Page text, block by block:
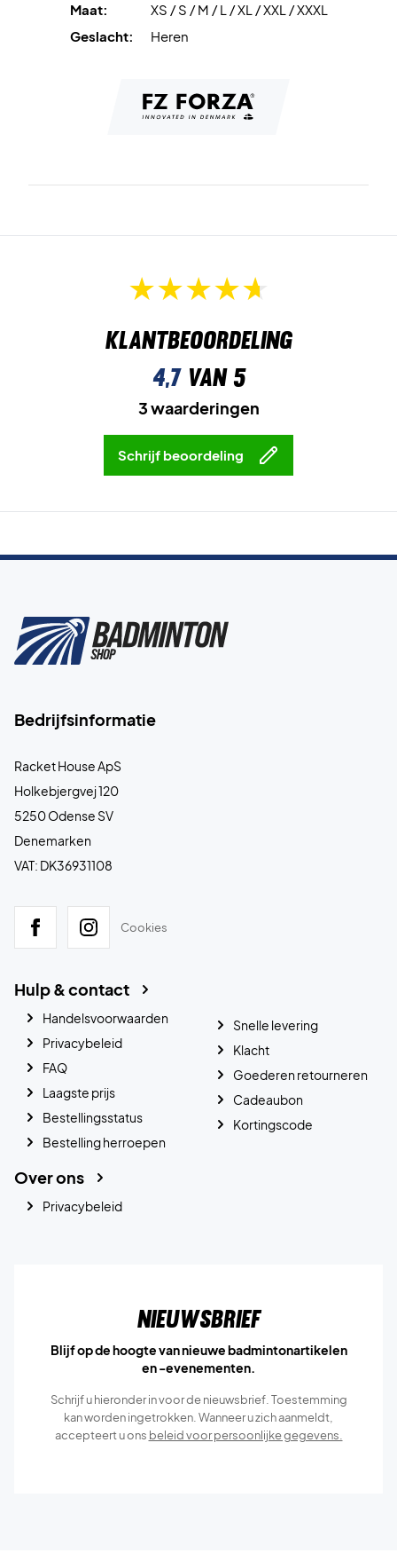
Maat:
XS / S / M / L / XL / XXL / XXXL
Geslacht:
Heren
Klantbeoordeling
4,7van 5
3 waarderingen
Schrijf beoordeling
Bedrijfsinformatie
Racket House ApS
Holkebjergvej 120
5250 Odense SV
Denemarken
VAT: DK36931108
Cookies
Hulp & contact
Handelsvoorwaarden
Privacybeleid
FAQ
Laagste prijs
Bestellingsstatus
Bestelling herroepen
Snelle levering
Klacht
Goederen retourneren
Cadeaubon
Kortingscode
Over ons
Privacybeleid
Nieuwsbrief
Blijf op de hoogte van nieuwe badmintonartikelen
en -evenementen.
Schrijf u hieronder in voor de nieuwsbrief. Toestemming
kan worden ingetrokken. Wanneer u zich aanmeldt,
accepteert u ons beleid voor persoonlijke gegevens.